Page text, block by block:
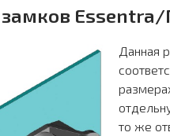
Данная
то же